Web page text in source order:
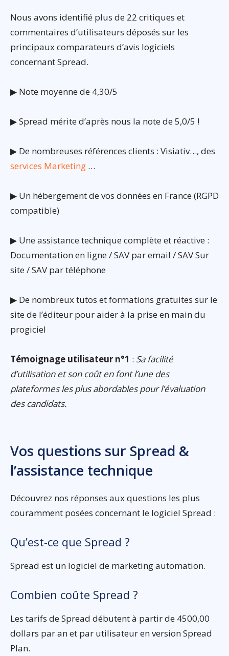
Nous avons identifié plus de 22 critiques et
commentaires d’utilisateurs déposés sur les
principaux comparateurs d’avis logiciels
concernant Spread.
▶ Note moyenne de 4,30/5
▶ Spread mérite d’après nous la note de 5,0/5 !
▶ De nombreuses références clients : Visiativ…, des
services Marketing …
▶ Un hébergement de vos données en France (RGPD
compatible)
▶ Une assistance technique complète et réactive :
Documentation en ligne / SAV par email / SAV Sur
site / SAV par téléphone
▶ De nombreux tutos et formations gratuites sur le
site de l’éditeur pour aider à la prise en main du
progiciel
Témoignage utilisateur n°1 : Sa facilité
d’utilisation et son coût en font l’une des
plateformes les plus abordables pour l’évaluation
des candidats.
Vos questions sur Spread &
l’assistance technique
Découvrez nos réponses aux questions les plus
couramment posées concernant le logiciel Spread :
Qu’est-ce que Spread ?
Spread est un logiciel de marketing automation.
Combien coûte Spread ?
Les tarifs de Spread débutent à partir de 4500,00
dollars par an et par utilisateur en version Spread
Plan.